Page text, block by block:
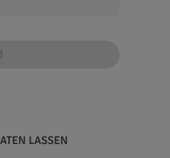
LASSEN